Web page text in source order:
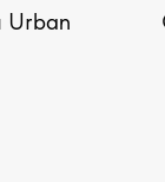
Urban